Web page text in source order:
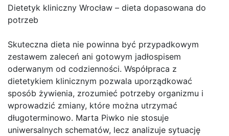
Dietetyk kliniczny Wrocław – dieta dopasowana do
potrzeb
Skuteczna dieta nie powinna być przypadkowym
zestawem zaleceń ani gotowym jadłospisem
oderwanym od codzienności. Współpraca z
dietetykiem klinicznym pozwala uporządkować
sposób żywienia, zrozumieć potrzeby organizmu i
wprowadzić zmiany, które można utrzymać
długoterminowo. Marta Piwko nie stosuje
uniwersalnych schematów, lecz analizuje sytuację